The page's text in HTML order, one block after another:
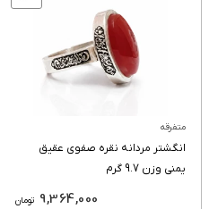
متفرقه
انگشتر مردانه نقره صفوی عقیق
یمنی وزن 9.7 گرم
تومان 9,364,000